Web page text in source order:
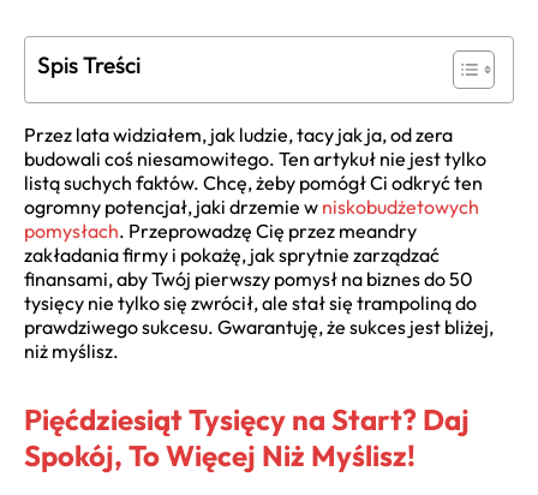
Spis Treści
Przez lata widziałem, jak ludzie, tacy jak ja, od zera
budowali coś niesamowitego. Ten artykuł nie jest tylko
listą suchych faktów. Chcę, żeby pomógł Ci odkryć ten
ogromny potencjał, jaki drzemie w niskobudżetowych
pomysłach. Przeprowadzę Cię przez meandry
zakładania firmy i pokażę, jak sprytnie zarządzać
finansami, aby Twój pierwszy pomysł na biznes do 50
tysięcy nie tylko się zwrócił, ale stał się trampoliną do
prawdziwego sukcesu. Gwarantuję, że sukces jest bliżej,
niż myślisz.
Pięćdziesiąt Tysięcy na Start? Daj
Spokój, To Więcej Niż Myślisz!